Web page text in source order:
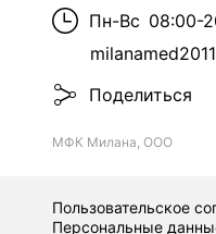
Пн-Вс 08:00-
Поделиться
МФК Милана, ООО
Пользовательское
Персональные